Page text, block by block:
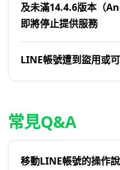
及未滿14.4.6版本（
即將停止提供服務
LINE帳號遭到盜用或
常見Q&A
移動LINE帳號的操作